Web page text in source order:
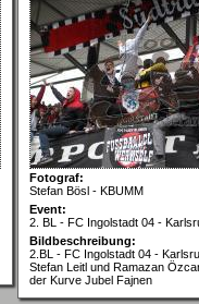
Fotograf:
Stefan Bösl - KBUMM
Event:
2. BL - FC Ingolstadt 04 -
Bildbeschreibung:
2.BL - FC Ingolstadt 04 -
Stefan Leitl und Ramazan
der Kurve Jubel Fajnen